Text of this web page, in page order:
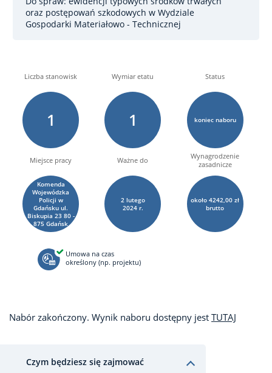
oraz postępowań szkodowych w Wydziale
Gospodarki Materiałowo - Technicznej
Liczba stanowisk
1
Wymiar etatu
1
Status
koniec naboru
Miejsce pracy
Komenda
Wojewódzka
Policji w
Gdańsku ul.
Biskupia 23 80 -
875 Gdańsk
Ważne do
2 lutego
2024 r.
Wynagrodzenie
zasadnicze
około 4242,00 zł
brutto
Umowa na czas
określony (np. projektu)
Nabór zakończony. Wynik naboru dostępny jest TUTAJ
Czym będziesz się zajmować